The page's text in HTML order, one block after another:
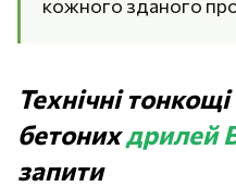
кожного зданого
Технічні
бетонихдрилей
запити